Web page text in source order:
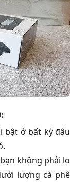
bật ở bất kỳ đâu
không phải lo
lượng cà phê